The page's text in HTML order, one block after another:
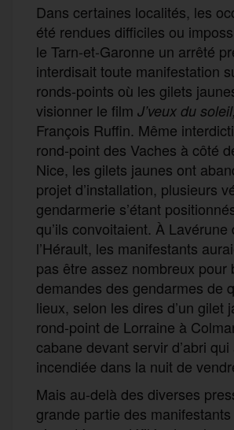
Dans certaines localités, les
été rendues difficiles ou
le Tarn-et-Garonne un arrêté
interdisait toute manifestation
ronds-points où les gilets
visionner le film J’veux du soleil,
François Ruffin. Même
rond-point des Vaches à côté
Nice, les gilets jaunes ont
projet d’installation, plusieurs
gendarmerie s’étant
qu’ils convoitaient. À Lavérune
l’Hérault, les manifestants
pas être assez nombreux pour
demandes des gendarmes de
lieux, selon les dires d’un gilet
rond-point de Lorraine à
cabane devant servir d’abri qui
incendiée dans la nuit de
Mais au-delà des diverses
grande partie des